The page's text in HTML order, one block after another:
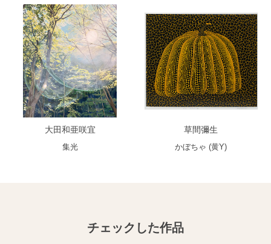
大田和亜咲宜
集光
草間彌生
かぼちゃ (黄Y)
チェックした作品